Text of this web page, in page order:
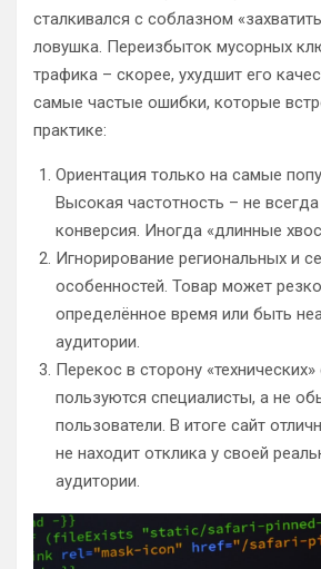
сталкивался с соблазном
ловушка. Переизбыток мусорных
трафика – скорее, ухудшит его
самые частые ошибки, которые
практике:
Ориентация только на самые
Высокая частотность – не
конверсия. Иногда «длинные
Игнорирование региональных и
особенностей. Товар может
определённое время или быть
аудитории.
Перекос в сторону
пользуются специалисты, а не
пользователи. В итоге сайт
не находит отклика у своей
аудитории.